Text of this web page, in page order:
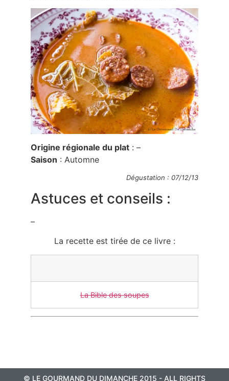
Origine régionale du plat : –
Saison : Automne
Dégustation : 07/12/13
Astuces et conseils :
–
La recette est tirée de ce livre :
La Bible des soupes
© LE GOURMAND DU DIMANCHE 2015 - ALL RIGHTS